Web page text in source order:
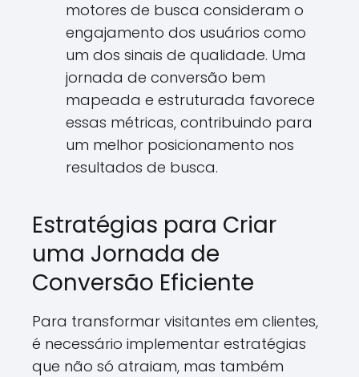
motores de busca consideram o
engajamento dos usuários como
um dos sinais de qualidade. Uma
jornada de conversão bem
mapeada e estruturada favorece
essas métricas, contribuindo para
um melhor posicionamento nos
resultados de busca.
Estratégias para Criar
uma Jornada de
Conversão Eficiente
Para transformar visitantes em clientes,
é necessário implementar estratégias
que não só atraiam, mas também